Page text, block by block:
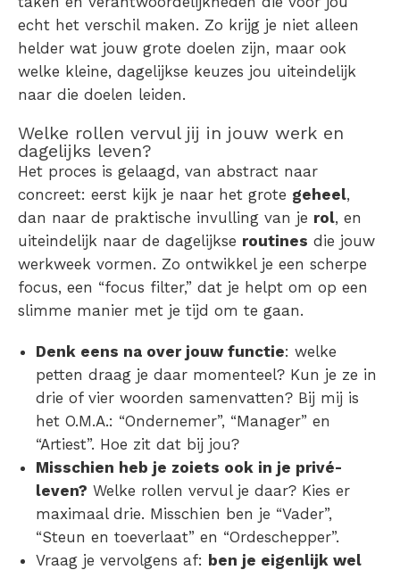
echt het verschil maken. Zo krijg je niet alleen
helder wat jouw grote doelen zijn, maar ook
welke kleine, dagelijkse keuzes jou uiteindelijk
naar die doelen leiden.
Welke rollen vervul jij in jouw werk en
dagelijks leven?
Het proces is gelaagd, van abstract naar
concreet: eerst kijk je naar het grote geheel,
dan naar de praktische invulling van je rol, en
uiteindelijk naar de dagelijkse routines die jouw
werkweek vormen. Zo ontwikkel je een scherpe
focus, een “focus filter,” dat je helpt om op een
slimme manier met je tijd om te gaan.
Denk eens na over jouw functie: welke
petten draag je daar momenteel? Kun je ze in
drie of vier woorden samenvatten? Bij mij is
het O.M.A.: “Ondernemer”, “Manager” en
“Artiest”. Hoe zit dat bij jou?
Misschien heb je zoiets ook in je privé-
leven? Welke rollen vervul je daar? Kies er
maximaal drie. Misschien ben je “Vader”,
“Steun en toeverlaat” en “Ordeschepper”.
Vraag je vervolgens af: ben je eigenlijk wel